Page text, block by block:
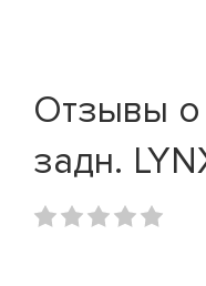
Отзывы о
задн.